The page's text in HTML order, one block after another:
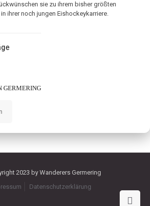
sie zu ihrem bisher größten
ihrer noch jungen Eishockeykarriere.
GERMERING
2023 by Wanderers Germering
Datenschutzerklärung